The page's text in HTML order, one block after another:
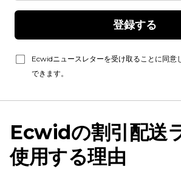
Ecwidニュースレターを受け取ることに同意
できます。
Ecwidの割引配送
使用する理由